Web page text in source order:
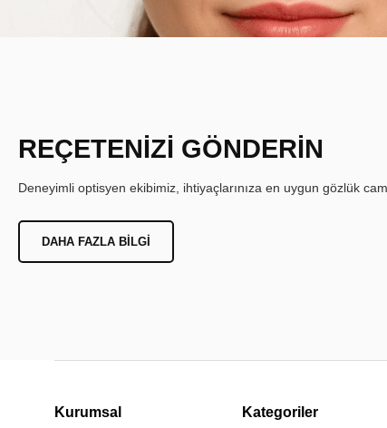
REÇETENİZİ GÖNDERİN
Deneyimli optisyen ekibimiz, ihtiyaçlarınıza en uygun gözlük
DAHA FAZLA BILGI
Kurumsal Kategoriler